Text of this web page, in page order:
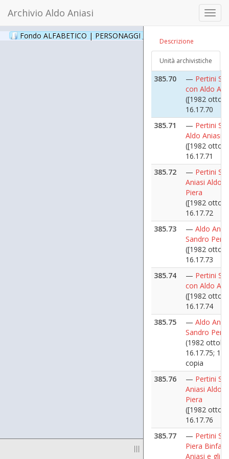
Archivio Aldo Aniasi
Fondo ALFABETICO | PERSONAGGI _ Archivio Fotografico
|||
Descrizione
Unità archivistiche
Pertini
Aldo Aniasi al
Greppi
([1982])
16.17.69
385.70
— Pertini
con Aldo
([1982
16.17.70
385.71
— Pertini
Aldo Aniasi
([1982
16.17.71
385.72
— Pertini
Aniasi Aldo,
Piera
([1982
16.17.72
385.73
— Aldo
Sandro
([1982
16.17.73
385.74
— Pertini
con Aldo
([1982
16.17.74
385.75
— Aldo
Sandro
(1982
16.17.75;
copia
385.76
— Pertini
Aniasi Aldo,
Piera
([1982
16.17.76
385.77
— Pertini
Piera
Aniasi e gli